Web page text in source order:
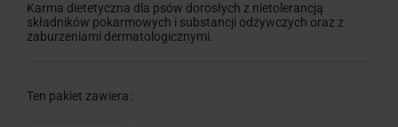
Karma dietetyczna dla psów dorosłych z nietolerancją
składników pokarmowych i substancji odżywczych oraz z
zaburzeniami dermatologicznymi.
Ten pakiet zawiera :